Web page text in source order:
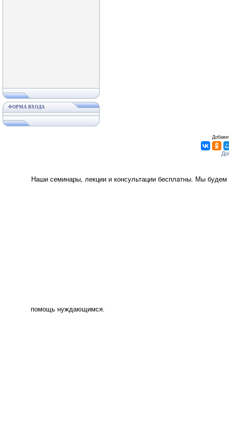
ФОРМА ВХОДА
Наши семинары, лекции и консультации бесплатны. Мы
помощь нуждающимся.